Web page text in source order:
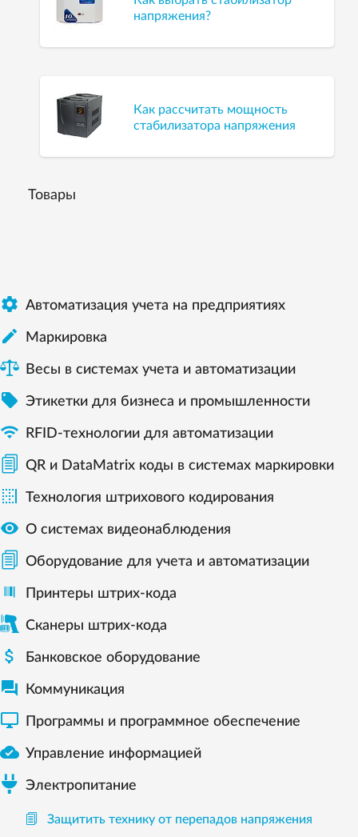
напряжения?
Как рассчитать мощность
стабилизатора напряжения
Товары
 Автоматизация учета на предприятиях
 Маркировка
Весы в системах учета и автоматизации
 Этикетки для бизнеса и промышленности
 RFID-технологии для автоматизации
QR и DataMatrix коды в системах маркировки
 Технология штрихового кодирования
 О системах видеонаблюдения
Оборудование для учета и автоматизации
Принтеры штрих-кода
Сканеры штрих-кода
 Банковское оборудование
 Коммуникация
 Программы и программное обеспечение
 Управление информацией
Электропитание
Защитить технику от перепадов напряжения